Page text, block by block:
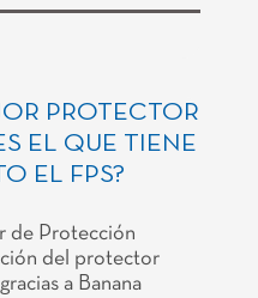
PROTECTOR
EL QUE TIENE
EL FPS?
de Protección
del protector
a Banana